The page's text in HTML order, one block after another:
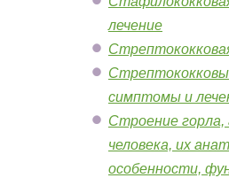
лечение
симптомы и
Строение
человека, их
особенности,